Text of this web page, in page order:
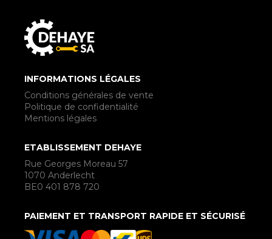
INFORMATIONS LÉGALES
Conditions générales de vente
Politique de confidentialité
Mentions légales
ETABLISSEMENT DEHAYE
Rue Georges Moreau 57
1070 Anderlecht
BE0 401 878 720
PAIEMENT ET TRANSPORT RAPIDE ET SÉCURISÉ